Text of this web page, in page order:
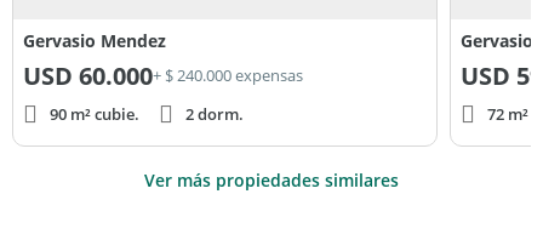
Gervasio Mendez
USD 60.000+ $ 240.000 expensas
90 m² cubie.
2 dorm.
Gervasio
USD
72 m²
Ver más propiedades similares